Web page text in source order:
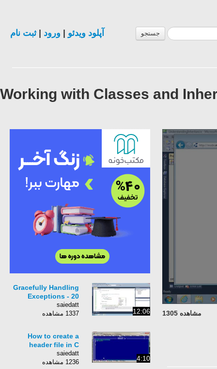
جستجو آپلود ویدئو| ورود| ثبت نام
Working with Classes and
مشاهده 1305 12:06
Gracefully Handling
Exceptions - 20
saiedatt
1337 مشاهده
4:10
How to create a
header file in C
saiedatt
1236 مشاهده